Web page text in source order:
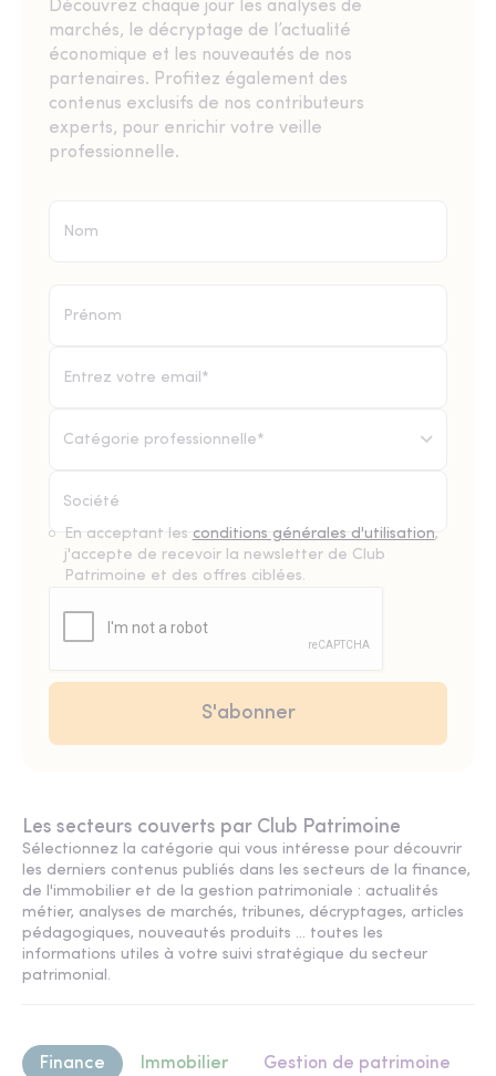
Découvrez chaque jour les analyses de
marchés, le décryptage de l’actualité
économique et les nouveautés de nos
partenaires. Profitez également des
contenus exclusifs de nos contributeurs
experts, pour enrichir votre veille
professionnelle.
Catégorie professionnelle*
En acceptant les conditions générales d'utilisation,
j'accepte de recevoir la newsletter de Club
Patrimoine et des offres ciblées.
Les secteurs couverts par Club Patrimoine
Sélectionnez la catégorie qui vous intéresse pour découvrir
les derniers contenus publiés dans les secteurs de la finance,
de l'immobilier et de la gestion patrimoniale : actualités
métier, analyses de marchés, tribunes, décryptages, articles
pédagogiques, nouveautés produits ... toutes les
informations utiles à votre suivi stratégique du secteur
patrimonial.
Finance Immobilier Gestion de patrimoine